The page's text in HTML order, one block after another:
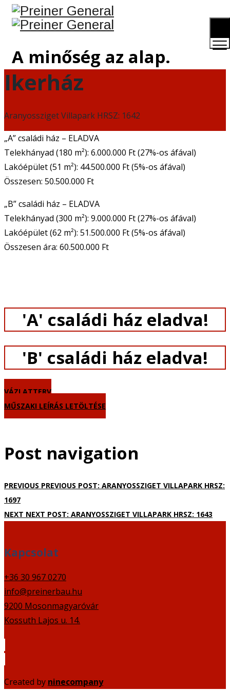
A minőség az alap.
Ikerház
Aranyossziget Villapark HRSZ: 1642
„A” családi ház – ELADVA
Telekhányad (180 m²): 6.000.000 Ft (27%-os áfával)
Lakóépület (51 m²): 44.500.000 Ft (5%-os áfával)
Összesen: 50.500.000 Ft
„B” családi ház – ELADVA
Telekhányad (300 m²): 9.000.000 Ft (27%-os áfával)
Lakóépület (62 m²): 51.500.000 Ft (5%-os áfával)
Összesen ára: 60.500.000 Ft
'A' családi ház eladva!
'B' családi ház eladva!
VÁZLATTERV
MŰSZAKI LEÍRÁS LETÖLTÉSE
Post navigation
PREVIOUS PREVIOUS POST: ARANYOSSZIGET VILLAPARK HRSZ:
1697
NEXT NEXT POST: ARANYOSSZIGET VILLAPARK HRSZ: 1643
Kapcsolat
+36 30 967 0270
info@preinerbau.hu
9200 Mosonmagyaróvár
Kossuth Lajos u. 14.
Created by ninecompany